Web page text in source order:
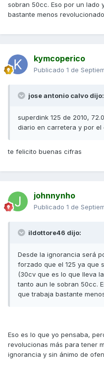
sobran 50cc. Eso por un lado
bastante menos
kymcoperico
Publicado 1 de
jose antonio calvo dijo:
superdink 125 de 2010,
diario en carretera y por el
te felicito buenas cifras
johnnynho
Publicado 1 de
ildottore46 dijo:
Desde la ignorancia será
forzado que el 125 ya que
(30cv que es lo que lleva
tanto aun le sobran 50cc.
que trabaja bastante
Eso es lo que yo pensaba,
revolucionas más para tener
ignorancia y sin ánimo de